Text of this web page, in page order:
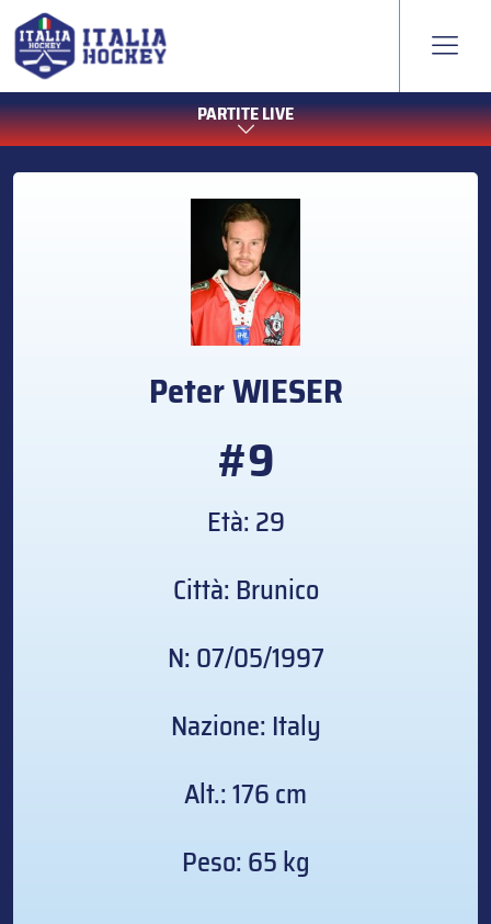
PARTITE LIVE
PeterWIESER
#9
Età: 29
Città: Brunico
N: 07/05/1997
Nazione: Italy
Alt.: 176 cm
Peso: 65 kg